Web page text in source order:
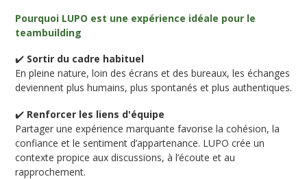
Pourquoi LUPO est une expérience idéale pour le
teambuilding
✔️Sortir du cadre habituel
En pleine nature, loin des écrans et des bureaux, les échanges
deviennent plus humains, plus spontanés et plus authentiques.
✔️ Renforcer les liens d'équipe
Partager une expérience marquante favorise la cohésion, la
confiance et le sentiment d’appartenance. LUPO crée un
contexte propice aux discussions, à l’écoute et au
rapprochement.